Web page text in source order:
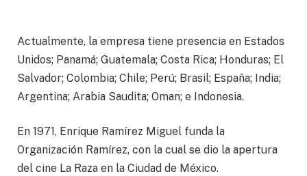
Actualmente, la empresa tiene presencia en Estados
Unidos; Panamá; Guatemala; Costa Rica; Honduras; El
Salvador; Colombia; Chile; Perú; Brasil; España; India;
Argentina; Arabia Saudita; Oman; e Indonesia.
En 1971, Enrique Ramírez Miguel funda la
Organización Ramírez, con la cual se dio la apertura
del cine La Raza en la Ciudad de México.